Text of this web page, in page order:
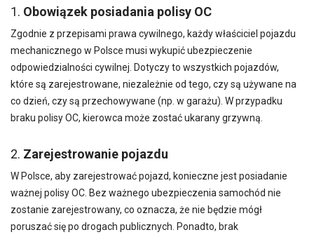
1. Obowiązek posiadania polisy OC
Zgodnie z przepisami prawa cywilnego, każdy właściciel pojazdu
mechanicznego w Polsce musi wykupić ubezpieczenie
odpowiedzialności cywilnej. Dotyczy to wszystkich pojazdów,
które są zarejestrowane, niezależnie od tego, czy są używane na
co dzień, czy są przechowywane (np. w garażu). W przypadku
braku polisy OC, kierowca może zostać ukarany grzywną.
2. Zarejestrowanie pojazdu
W Polsce, aby zarejestrować pojazd, konieczne jest posiadanie
ważnej polisy OC. Bez ważnego ubezpieczenia samochód nie
zostanie zarejestrowany, co oznacza, że nie będzie mógł
poruszać się po drogach publicznych. Ponadto, brak